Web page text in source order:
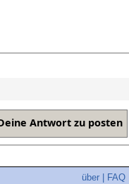
über FAQ